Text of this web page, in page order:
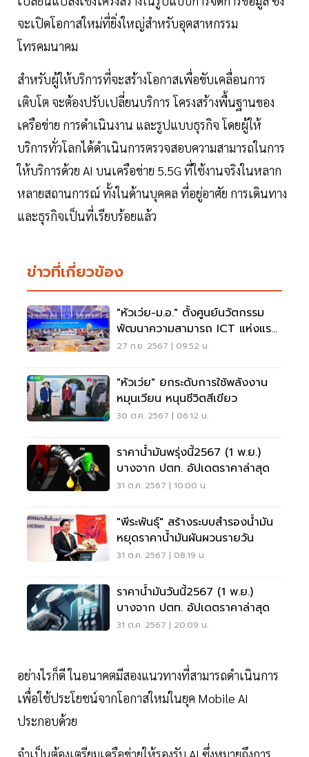
จะเปิดโอกาสใหม่ที่ยิ่งใหญ่สำหรับอุตสาหกรรม
โทรคมนาคม
สำหรับผู้ให้บริการที่จะสร้างโอกาสเพื่อขับเคลื่อนการ
เติบโต จะต้องปรับเปลี่ยนบริการ โครงสร้างพื้นฐานของ
เครือข่าย การดำเนินงาน และรูปแบบธุรกิจ โดยผู้ให้
บริการทั่วโลกได้ดำเนินการตรวจสอบความสามารถในการ
ให้บริการด้วย AI บนเครือข่าย 5.5G ที่ใช้งานจริงในหลาก
หลายสถานการณ์ ทั้งในด้านบุคคล ที่อยู่อาศัย การเดินทาง
และธุรกิจเป็นที่เรียบร้อยแล้ว
ข่าวที่เกี่ยวข้อง
"หัวเว่ย-ม.อ." ตั้งศูนย์นวัตกรรม
พัฒนาความสามารถ ICT แห่งแรก
เอเชียแปซิฟิก
27 ก.ย. 2567 | 09:52 น.
"หัวเว่ย" ยกระดับการใช้พลังงาน
หมุนเวียน หนุนชีวิตสีเขียว
30 ต.ค. 2567 | 06:12 น.
ราคาน้ำมันพรุ่งนี้2567 (1 พ.ย.)
บางจาก ปตท. อัปเดตราคาล่าสุด
31 ต.ค. 2567 | 10:00 น.
"พีระพันธุ์" สร้างระบบสำรองน้ำมัน
หยุดราคาน้ำมันผันผวนรายวัน
31 ต.ค. 2567 | 08:19 น.
ราคาน้ำมันวันนี้2567 (1 พ.ย.)
บางจาก ปตท. อัปเดตราคาล่าสุด
31 ต.ค. 2567 | 20:09 น.
อย่างไรก็ดี ในอนาคตมีสองแนวทางที่สามารถดำเนินการ
เพื่อใช้ประโยชน์จากโอกาสใหม่ในยุค Mobile AI
ประกอบด้วย